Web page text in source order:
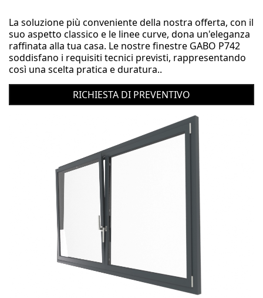
La soluzione più conveniente della nostra offerta, con il
suo aspetto classico e le linee curve, dona un'eleganza
raffinata alla tua casa. Le nostre finestre GABO P742
soddisfano i requisiti tecnici previsti, rappresentando
così una scelta pratica e duratura..
RICHIESTA DI PREVENTIVO